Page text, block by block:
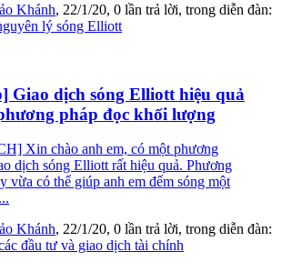
Khánh, 22/1/20, 0 lần trả lời, trong diễn đàn:
lý sóng Elliott
Giao dịch sóng Elliott hiệu quả
pháp đọc khối lượng
Xin chào anh em, có một phương
dịch sóng Elliott rất hiệu quả. Phương
vừa có thể giúp anh em đếm sóng một
Khánh, 22/1/20, 0 lần trả lời, trong diễn đàn:
đầu tư và giao dịch tài chính